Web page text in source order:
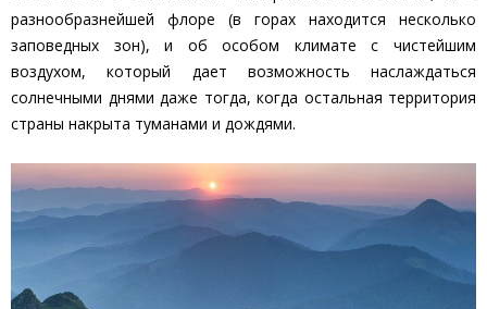
разнообразнейшей флоре (в горах находится несколько
заповедных зон), и об особом климате с чистейшим
воздухом, который дает возможность наслаждаться
солнечными днями даже тогда, когда остальная территория
страны накрыта туманами и дождями.